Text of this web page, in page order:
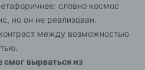
словно космос
но он не реализован.
между возможностью
смог вырваться из